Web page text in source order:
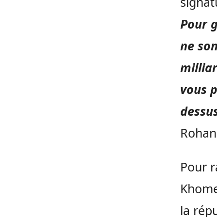
Pour
ne
vous
Pour
la